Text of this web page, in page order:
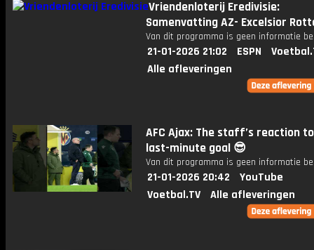
Vriendenloterij Eredivisie:
Samenvatting AZ- Excelsior
Van dit programma is geen informatie
21-01-2026 21:02 ESPN
Alle afleveringen
AFC Ajax: The staff’s reaction to
last-minute goal 😎
Van dit programma is geen informatie
21-01-2026 20:42
YouTube
Voetbal.TV
Alle afleveringen